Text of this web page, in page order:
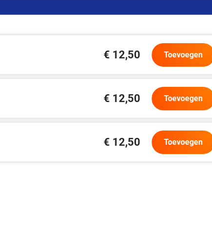
€ 12,50 Toevoegen
€ 12,50 Toevoegen
€ 12,50 Toevoegen